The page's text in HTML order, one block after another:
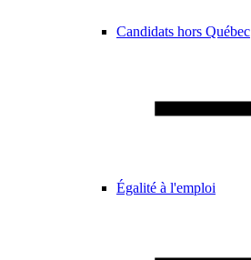
Candidats hors Québec
Égalité à l'emploi